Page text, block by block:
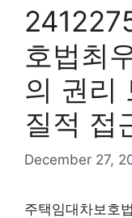
호법최
의 권리
질적 접
December 27,
주택임대차보호